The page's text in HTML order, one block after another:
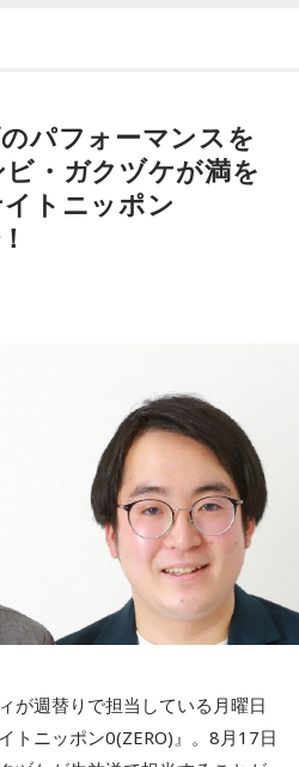
とができるTALKコンテンツ。
FANTASTIC FUTURE」
奏楽コンクールで金賞を受賞し
報告が。昨年の悔しさをバネに
実を結んだというエピソード
み、FANTASTICSのオーディシ
り返り。合宿審査などを経て、
に選ばれたあの夏は、「自分の
今でも忘れられない特別な思い
との再会を報告してくれたリス
きっかけに、颯太氏も久しぶり
まったエピソードを。焼肉を食
チャへ。「懐かしい〜」の一言
という、学生時代の空気がその
ったそうです☆
と中学生の頃に所属していたフ
ー大阪時代のチームメイトと偶
パフォーマンスを
・ガクヅケが満を
トニッポン
が週替りで担当している月曜日
トニッポン0(ZERO)』。8月17日